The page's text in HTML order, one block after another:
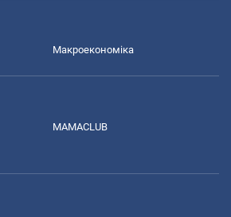
Макроекономіка
MAMACLUB